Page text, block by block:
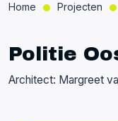
Home Projecten
Politie
Architect: Margreet